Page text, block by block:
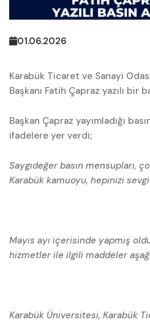
01.06.2026
Karabük Ticaret ve Sanayi
Başkanı Fatih Çapraz yazılı bir
Başkan Çapraz yayımladığı
ifadelere yer verdi;
Saygıdeğer basın mensupları,
Karabük kamuoyu, hepinizi
Mayıs ayı içerisinde yapmış
hizmetler ile ilgili maddeler
Karabük Üniversitesi, Karabük